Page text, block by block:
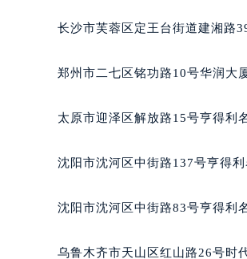
内蒙古自治区阿
内蒙古自治区包
内蒙古自治区鄂
内蒙古自治区通
内蒙古自治区乌
内蒙古自治区兴
长沙市芙蓉区定王台街道建湘路
郑州市二七区铭功路10号华润大
太原市迎泽区解放路15号亨得利
沈阳市沈河区中街路137号亨得
沈阳市沈河区中街路83号亨得利
乌鲁木齐市天山区红山路26号时